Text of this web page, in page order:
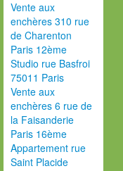
Vente aux
enchères 310 rue
de Charenton
Paris 12ème
Studio rue Basfroi
75011 Paris
Vente aux
enchères 6 rue de
la Faisanderie
Paris 16ème
Appartement rue
Saint Placide